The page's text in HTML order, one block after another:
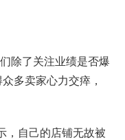
除了关注业绩是否爆
多卖家心力交瘁，
，自己的店铺无故被